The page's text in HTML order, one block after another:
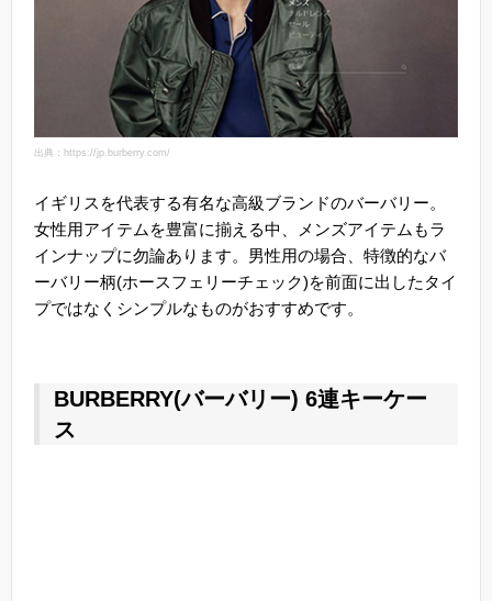
出典：https://jp.burberry.com/
イギリスを代表する有名な高級ブランドのバーバリー。
女性用アイテムを豊富に揃える中、メンズアイテムもラ
インナップに勿論あります。男性用の場合、特徴的なバ
ーバリー柄(ホースフェリーチェック)を前面に出したタイ
プではなくシンプルなものがおすすめです。
BURBERRY(バーバリー) 6連キーケー
ス